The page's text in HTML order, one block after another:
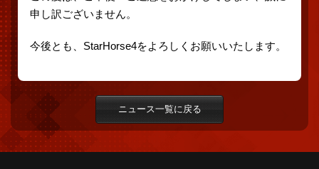
申し訳ございません。
今後とも、StarHorse4をよろしくお願いいたします。
ニュース一覧に戻る